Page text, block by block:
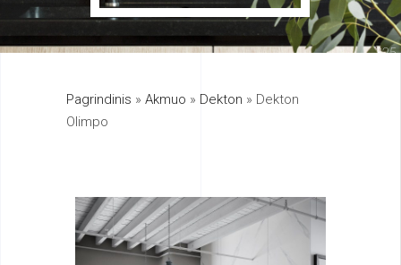
325
895
Pagrindinis » Akmuo » Dekton » Dekton
Olimpo